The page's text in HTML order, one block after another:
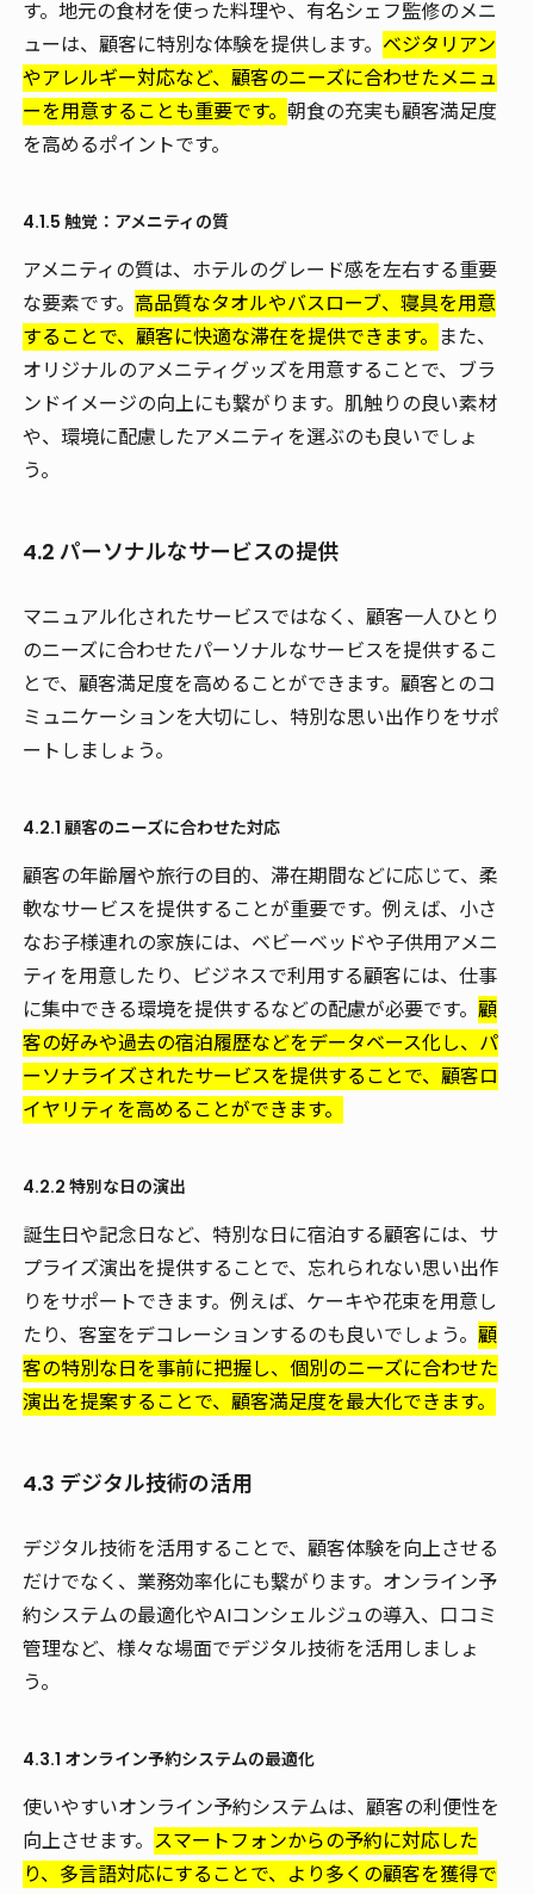
す。地元の食材を使った料理や、有名シェフ監修のメニ
ューは、顧客に特別な体験を提供します。 ベジタリアン
やアレルギー対応など、顧客のニーズに合わせたメニュ
ーを用意することも重要です。 朝食の充実も顧客満足度
を高めるポイントです。
4.1.5 触覚：アメニティの質
アメニティの質は、ホテルのグレード感を左右する重要
な要素です。 高品質なタオルやバスローブ、寝具を用意
することで、顧客に快適な滞在を提供できます。 また、
オリジナルのアメニティグッズを用意することで、ブラ
ンドイメージの向上にも繋がります。肌触りの良い素材
や、環境に配慮したアメニティを選ぶのも良いでしょ
う。
4.2 パーソナルなサービスの提供
マニュアル化されたサービスではなく、顧客一人ひとり
のニーズに合わせたパーソナルなサービスを提供するこ
とで、顧客満足度を高めることができます。顧客とのコ
ミュニケーションを大切にし、特別な思い出作りをサポ
ートしましょう。
4.2.1 顧客のニーズに合わせた対応
顧客の年齢層や旅行の目的、滞在期間などに応じて、柔
軟なサービスを提供することが重要です。例えば、小さ
なお子様連れの家族には、ベビーベッドや子供用アメニ
ティを用意したり、ビジネスで利用する顧客には、仕事
に集中できる環境を提供するなどの配慮が必要です。 顧
客の好みや過去の宿泊履歴などをデータベース化し、パ
ーソナライズされたサービスを提供することで、顧客ロ
イヤリティを高めることができます。
4.2.2 特別な日の演出
誕生日や記念日など、特別な日に宿泊する顧客には、サ
プライズ演出を提供することで、忘れられない思い出作
りをサポートできます。例えば、ケーキや花束を用意し
たり、客室をデコレーションするのも良いでしょう。 顧
客の特別な日を事前に把握し、個別のニーズに合わせた
演出を提案することで、顧客満足度を最大化できます。
4.3 デジタル技術の活用
デジタル技術を活用することで、顧客体験を向上させる
だけでなく、業務効率化にも繋がります。オンライン予
約システムの最適化やAIコンシェルジュの導入、口コミ
管理など、様々な場面でデジタル技術を活用しましょ
う。
4.3.1 オンライン予約システムの最適化
使いやすいオンライン予約システムは、顧客の利便性を
向上させます。 スマートフォンからの予約に対応した
り、多言語対応にすることで、より多くの顧客を獲得で